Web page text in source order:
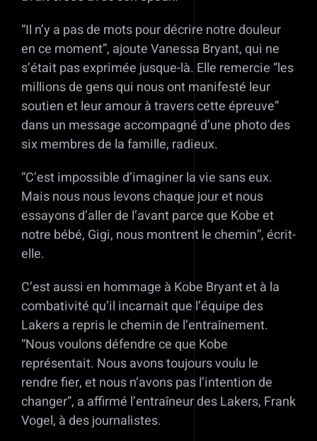
“Il n’y a pas de mots pour décrire notre douleur
en ce moment”, ajoute Vanessa Bryant, qui ne
s’était pas exprimée jusque-là. Elle remercie “les
millions de gens qui nous ont manifesté leur
soutien et leur amour à travers cette épreuve”
dans un message accompagné d’une photo des
six membres de la famille, radieux.
“C’est impossible d’imaginer la vie sans eux.
Mais nous nous levons chaque jour et nous
essayons d’aller de l’avant parce que Kobe et
notre bébé, Gigi, nous montrent le chemin”, écrit-
elle.
C’est aussi en hommage à Kobe Bryant et à la
combativité qu’il incarnait que l’équipe des
Lakers a repris le chemin de l’entraînement.
“Nous voulons défendre ce que Kobe
représentait. Nous avons toujours voulu le
rendre fier, et nous n’avons pas l’intention de
changer”, a affirmé l’entraîneur des Lakers, Frank
Vogel, à des journalistes.